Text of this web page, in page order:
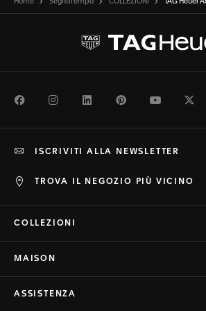
Home Segnatempo COLLEZIONI TAG Heuer
FacebookInstagramLinkedInPinterestYoutube
TROVA IL NEGOZIO PIÙ VICINO
ISCRIVITI ALLA NEWSLETTER
COLLEZIONI
MAISON
ASSISTENZA